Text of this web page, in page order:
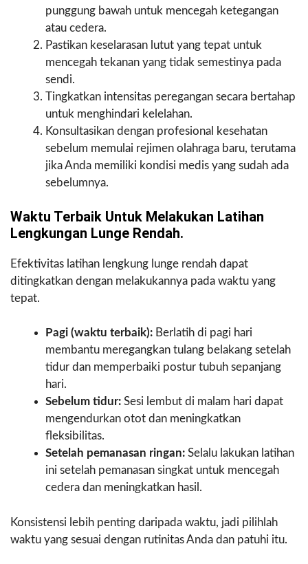
punggung bawah untuk mencegah ketegangan
atau cedera.
Pastikan keselarasan lutut yang tepat untuk
mencegah tekanan yang tidak semestinya pada
sendi.
Tingkatkan intensitas peregangan secara bertahap
untuk menghindari kelelahan.
Konsultasikan dengan profesional kesehatan
sebelum memulai rejimen olahraga baru, terutama
jika Anda memiliki kondisi medis yang sudah ada
sebelumnya.
Waktu Terbaik Untuk Melakukan Latihan
Lengkungan Lunge Rendah.
Efektivitas latihan lengkung lunge rendah dapat
ditingkatkan dengan melakukannya pada waktu yang
tepat.
Pagi (waktu terbaik): Berlatih di pagi hari
membantu meregangkan tulang belakang setelah
tidur dan memperbaiki postur tubuh sepanjang
hari.
Sebelum tidur: Sesi lembut di malam hari dapat
mengendurkan otot dan meningkatkan
fleksibilitas.
Setelah pemanasan ringan: Selalu lakukan latihan
ini setelah pemanasan singkat untuk mencegah
cedera dan meningkatkan hasil.
Konsistensi lebih penting daripada waktu, jadi pilihlah
waktu yang sesuai dengan rutinitas Anda dan patuhi itu.